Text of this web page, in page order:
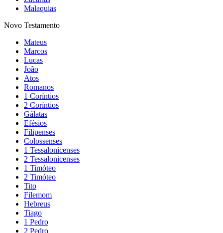
Malaquias
Novo Testamento
Mateus
Marcos
Lucas
João
Atos
Romanos
1 Coríntios
2 Coríntios
Gálatas
Efésios
Filipenses
Colossenses
1 Tessalonicenses
2 Tessalonicenses
1 Timóteo
2 Timóteo
Tito
Filemom
Hebreus
Tiago
1 Pedro
2 Pedro